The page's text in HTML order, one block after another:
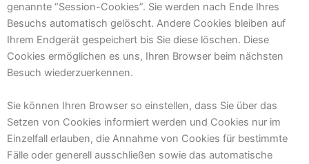
genannte “Session-Cookies”. Sie werden nach Ende Ihres
Besuchs automatisch gelöscht. Andere Cookies bleiben auf
Ihrem Endgerät gespeichert bis Sie diese löschen. Diese
Cookies ermöglichen es uns, Ihren Browser beim nächsten
Besuch wiederzuerkennen.
Sie können Ihren Browser so einstellen, dass Sie über das
Setzen von Cookies informiert werden und Cookies nur im
Einzelfall erlauben, die Annahme von Cookies für bestimmte
Fälle oder generell ausschließen sowie das automatische